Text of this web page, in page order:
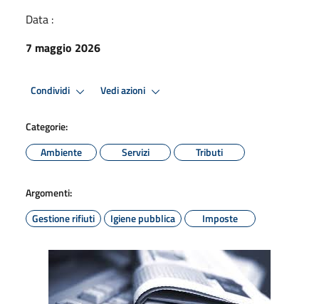
Data :
7 maggio 2026
Condividi Vedi azioni
Categorie:
Ambiente
Servizi Tributi
Argomenti:
Gestione rifiuti
Igiene pubblica Imposte